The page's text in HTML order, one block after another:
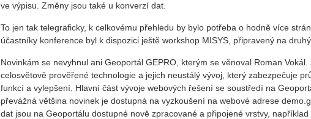
ve výpisu. Změny jsou také u konverzí dat.
To jen tak telegraficky, k celkovému přehledu by bylo potřeba o hodně více
účastníky konference byl k dispozici ještě workshop MISYS, připravený na druhý
Novinkám se nevyhnul ani Geoportál GEPRO, kterým se věnoval Roman
celosvětově prověřené technologie a jejich neustálý vývoj, který zabezpečuje
funkcí a vylepšení. Hlavní část vývoje webových řešení se soustředí na
převážná většina novinek je dostupná na vyzkoušení na webové adrese
dat jsou na Geoportálu dostupné nově zpracované a připojené vrstvy,